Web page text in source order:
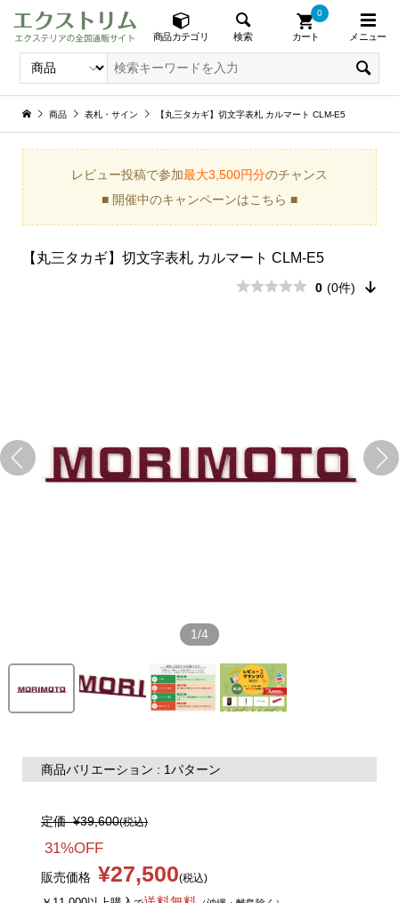
商品カテゴリ 検索 カート
0
メニュー
商品 表札・サイン 【丸三タカギ】切文字表札 カルマート CLM-E5
レビュー投稿で参加最大3,500円分のチャンス
■ 開催中のキャンペーンはこちら ■
【丸三タカギ】切文字表札 カルマート CLM-E5
0 (0件)
1/4
商品バリエーション : 1パターン
定価¥39,600(税込)
31%OFF
販売価格 ¥27,500(税込)